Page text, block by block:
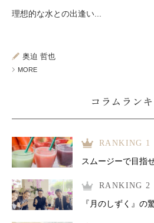
理想的な水との出逢い...
奥迫 哲也
MORE
コラムラン
RANKING 1
スムージーで目指
RANKING 2
『月のしずく』の